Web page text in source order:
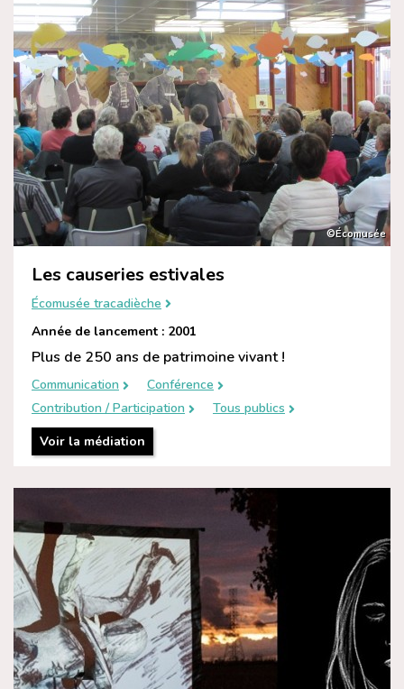
©Écomusée
Les causeries estivales
Écomusée tracadièche
Année de lancement : 2001
Plus de 250 ans de patrimoine vivant !
Communication
Conférence
Contribution / Participation
Tous publics
Voir la médiation